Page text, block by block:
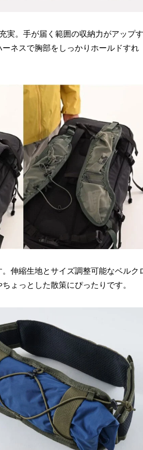
実。手が届く範囲の収納力がアップす
ネスで胸部をしっかりホールドすれ
伸縮生地とサイズ調整可能なベルク
ょっとした散策にぴったりです。